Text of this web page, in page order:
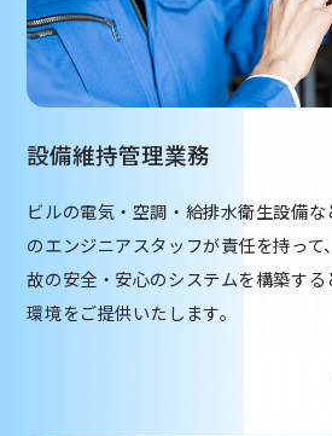
設備維持管理業務
ビルの電気・空調・給排水衛生設備
のエンジニアスタッフが責任を持っ
故の安全・安心のシステムを構築す
環境をご提供いたします。